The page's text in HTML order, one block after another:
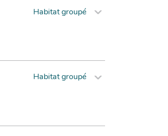
Habitat groupé
Habitat groupé